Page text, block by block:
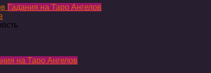
Гадания на Таро Ангелов
на Таро Ангелов